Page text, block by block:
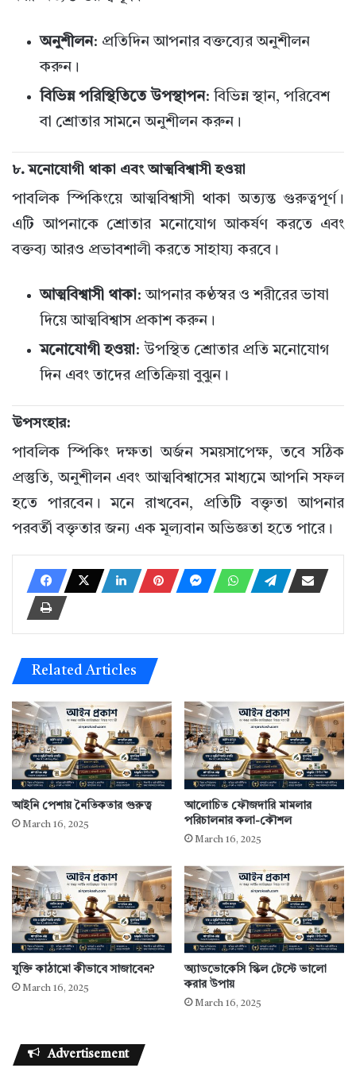
অনুশীলন: প্রতিদিন আপনার বক্তব্যের অনুশীলন
করুন।
বিভিন্ন পরিস্থিতিতে উপস্থাপন: বিভিন্ন স্থান, পরিবেশ
বা শ্রোতার সামনে অনুশীলন করুন।
৮.মনোযোগী থাকা এবং আত্মবিশ্বাসী হওয়া
পাবলিক স্পিকিংয়ে আত্মবিশ্বাসী থাকা অত্যন্ত গুরুত্বপূর্ণ।
এটি আপনাকে শ্রোতার মনোযোগ আকর্ষণ করতে এবং
বক্তব্য আরও প্রভাবশালী করতে সাহায্য করবে।
আত্মবিশ্বাসী থাকা: আপনার কণ্ঠস্বর ও শরীরের ভাষা
দিয়ে আত্মবিশ্বাস প্রকাশ করুন।
মনোযোগী হওয়া: উপস্থিত শ্রোতার প্রতি মনোযোগ
দিন এবং তাদের প্রতিক্রিয়া বুঝুন।
উপসংহার:
পাবলিক স্পিকিং দক্ষতা অর্জন সময়সাপেক্ষ, তবে সঠিক
প্রস্তুতি, অনুশীলন এবং আত্মবিশ্বাসের মাধ্যমে আপনি সফল
হতে পারবেন। মনে রাখবেন, প্রতিটি বক্তৃতা আপনার
পরবর্তী বক্তৃতার জন্য এক মূল্যবান অভিজ্ঞতা হতে পারে।
Related Articles
আইনি পেশায় নৈতিকতার গুরুত্ব
March 16, 2025
আলোচিত ফৌজদারি মামলার
পরিচালনার কলা-কৌশল
March 16, 2025
যুক্তি কাঠামো কীভাবে সাজাবেন?
March 16, 2025
অ্যাডভোকেসি স্কিল টেস্টে ভালো
করার উপায়
March 16, 2025
Advertisement